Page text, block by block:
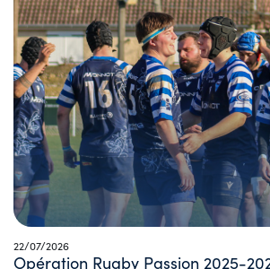
22/07/2026
Opération Rugby Passion 2025-